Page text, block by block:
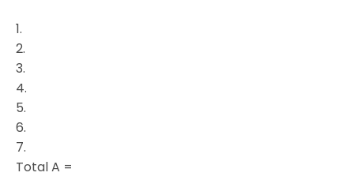
1.
2.
3.
4.
5.
6.
7.
Total A =